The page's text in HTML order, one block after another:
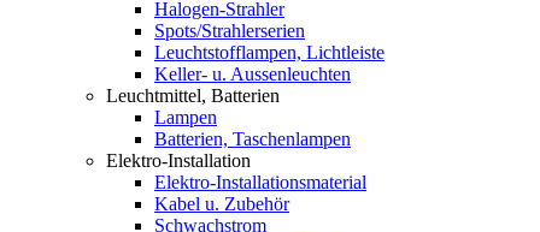
Halogen-Strahler
Spots/Strahlerserien
Leuchtstofflampen, Lichtleiste
Keller- u. Aussenleuchten
Leuchtmittel, Batterien
Lampen
Batterien, Taschenlampen
Elektro-Installation
Elektro-Installationsmaterial
Kabel u. Zubehör
Schwachstrom